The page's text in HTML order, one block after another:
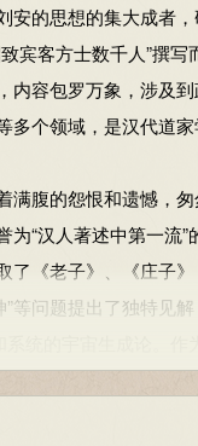
），刘安入京朝见
大王是高皇帝的亲孙
金银钱财物品。刘安
），汉武帝发兵讨伐
现，刘安感到怪异。
兵战应当大兴。”刘
黄金钱财贿赠郡守、
安。刘安心中十分欢
陵。刘安让她在长安
君之女为妃。刘安策
她同席共寝。于是刘
的思想的集大成者，
宾客方士数千人”撰写
内容包罗万象，涉及
多个领域，是汉代道
腹的怨恨和遗憾，
“汉人著述中第一流”
《老子》、《庄子》
”等问题提出了独特
系统的宇宙生成论。
朝罗颀在《物原》中